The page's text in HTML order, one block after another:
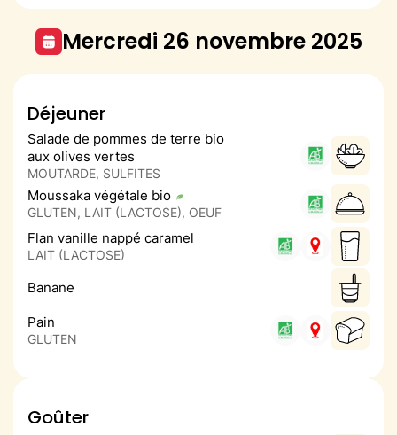
mercredi 26 novembre 2025
Déjeuner
Salade de pommes de terre bio
aux olives vertes
MOUTARDE, SULFITES
Moussaka végétale bio
GLUTEN, LAIT (LACTOSE), OEUF
Flan vanille nappé caramel
LAIT (LACTOSE)
Banane
Pain
GLUTEN
Goûter